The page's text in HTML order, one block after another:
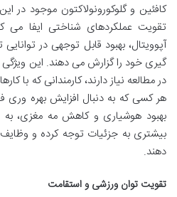
کافئین و گلوکورونولاکتون موجود
تقویت عملکردهای شناختی ایفا می
آپوویتال، بهبود قابل توجهی در
گیری خود را گزارش می دهند. این ویژگی
در مطالعه نیاز دارند، کارمندانی که با
هر کسی که به دنبال افزایش بهره وری
بهبود هوشیاری و کاهش مه مغزی، به
بیشتری به جزئیات توجه کرده و وظایف
دهند.
تقویت توان ورزشی و استقامت